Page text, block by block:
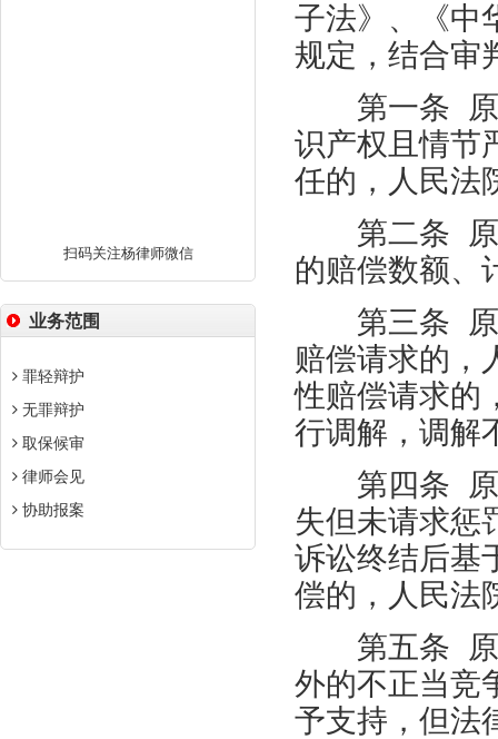
扫码关注杨律师微信
业务范围
罪轻辩护
无罪辩护
取保候审
律师会见
协助报案
子法》、《中
规定，结合审
第一条
识产权且情节
任的，人民法
第二条
的赔偿数额、
第三条
赔偿请求的，
性赔偿请求的
行调解，调解
第四条
失但未请求惩
诉讼终结后基
偿的，人民法
第五条
外的不正当竞
予支持，但法